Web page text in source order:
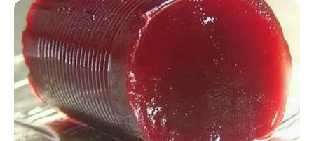
ABŞ dövlət katibi Azərbaycan xalqını
Müstəqillik Günü münasibətilə təbrik edib